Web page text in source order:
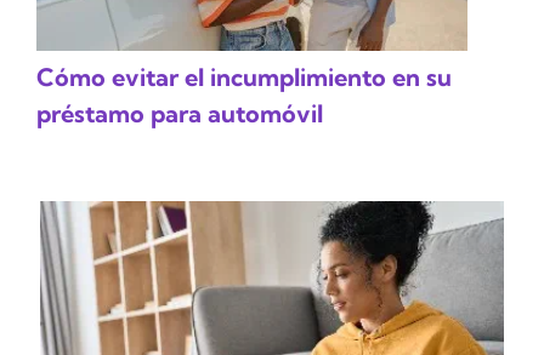
Cómo evitar el incumplimiento en su
préstamo para automóvil